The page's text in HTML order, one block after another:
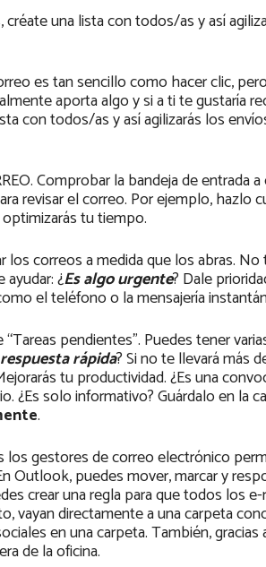
una lista con todos/as y así
es tan sencillo como hacer clic,
aporta algo y si a ti te gustaría
con todos/as y así agilizarás los
Comprobar la bandeja de entrada
revisar el correo. Por ejemplo, hazlo
tu tiempo.
los correos a medida que los abras.
¿Es algo urgente? Dale
el teléfono o la mensajería
pendientes”. Puedes tener
rápida? Si no te llevará más
tu productividad. ¿Es una
¿Es solo informativo? Guárdalo en la
.
los gestores de correo electrónico
Outlook, puedes mover, marcar y
crear una regla para que todos los
vayan directamente a una carpeta
en una carpeta. También, gracias
de la oficina.